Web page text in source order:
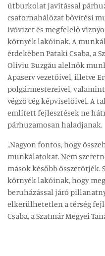
útburkolat javítással
csatornahálózat bővítési
ivóvizet és megfelelő
környék lakóinak. A
érdekében Pataki Csaba, a
Oliviu Buzgău alelnök
Apaserv vezetőivel, illetve
polgármestereivel,
végző cég képviselőivel. A
említett fejlesztések ne
párhuzamosan haladjanak.
„Nagyon fontos, hogy
munkálatokat. Nem
mások később összetörjék.
környék lakóinak, hogy
beruházással járó
elkerülhetetlen a térség
Csaba, a Szatmár Megyei